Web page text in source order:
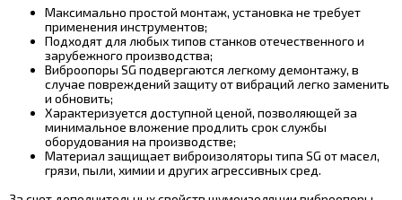
Максимально простой монтаж, установка не требует
применения инструментов;
Подходят для любых типов станков отечественного и
зарубежного производства;
Виброопоры SG подвергаются легкому демонтажу, в
случае повреждений защиту от вибраций легко заменить
и обновить;
Характеризуется доступной ценой, позволяющей за
минимальное вложение продлить срок службы
оборудования на производстве;
Материал защищает виброизоляторы типа SG от масел,
грязи, пыли, химии и других агрессивных сред.